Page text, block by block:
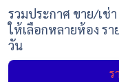
รวมประกาศ ขาย/เช่
ให้เลือกหลายห้อง ร
วัน
ร